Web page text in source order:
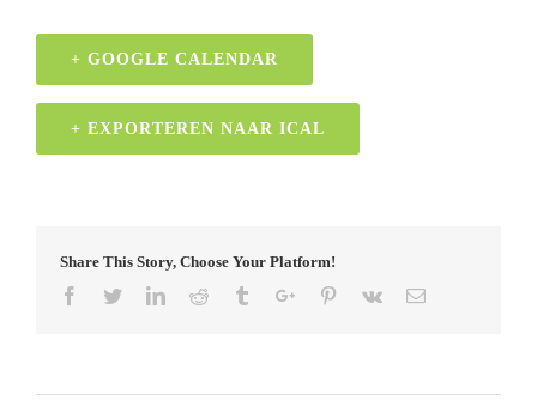
+ GOOGLE CALENDAR
+ EXPORTEREN NAAR ICAL
Share This Story, Choose Your Platform!
Facebook
TwitterLinkedinReddit TumblrGoogle+Pinterest
Vk Email